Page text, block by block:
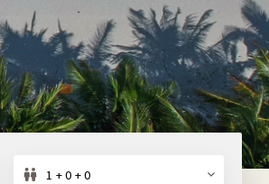
1 + 0 + 0